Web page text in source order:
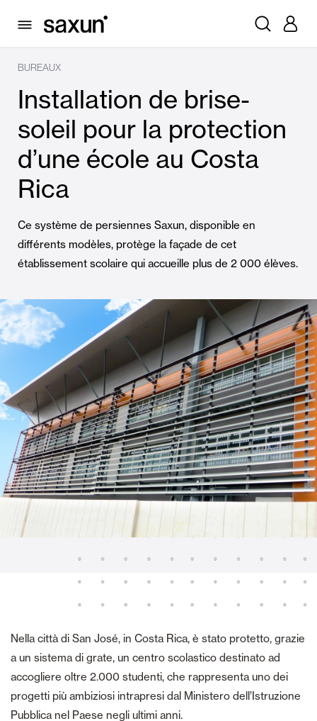
BUREAUX
Installation de brise-
soleil pour la protection
d’une école au Costa
Rica
Ce système de persiennes Saxun, disponible en
différents modèles, protège la façade de cet
établissement scolaire qui accueille plus de 2 000 élèves.
Nella città di San José, in Costa Rica, è stato protetto, grazie
a un sistema di grate, un centro scolastico destinato ad
accogliere oltre 2.000 studenti, che rappresenta uno dei
progetti più ambiziosi intrapresi dal Ministero dell’Istruzione
Pubblica nel Paese negli ultimi anni.